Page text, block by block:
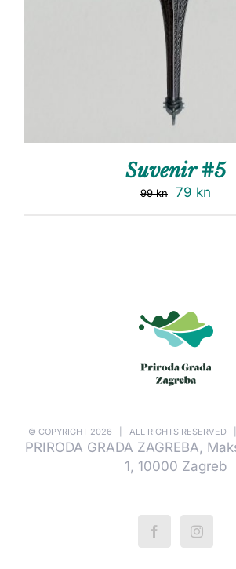
Suvenir #5
99kn 79 kn
© COPYRIGHT 2026 | ALL RIGHTS RESERVED
PRIRODA GRADA ZAGREBA,
1, 10000 Zagreb